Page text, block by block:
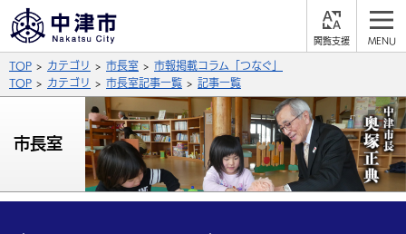
背景色
青 白
文字の大きさ
拡大 標準 縮小
公式SNS
X (Twitter) YouTube
サイト内検索
TOP カテゴリ 市長室
市報掲載コラム「つなぐ」
TOP
カテゴリ 市長室記事一覧 記事一覧
市長室